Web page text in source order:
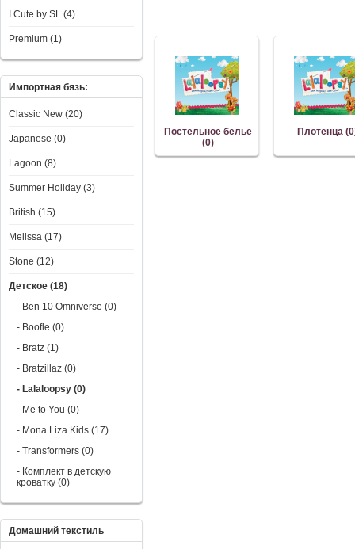
I Сute by SL (4)
Premium (1)
Импортная бязь:
Classic New (20)
Japanese (0)
Lagoon (8)
Summer Holiday (3)
British (15)
Melissa (17)
Stone (12)
Детское (18)
- Ben 10 Omniverse (0)
- Boofle (0)
- Bratz (1)
- Bratzillaz (0)
- Lalaloopsy (0)
- Me to You (0)
- Mona Liza Kids (17)
- Transformers (0)
- Комплект в детскую
кроватку (0)
Домашний текстиль
Постельное белье
(0)
Плотенца